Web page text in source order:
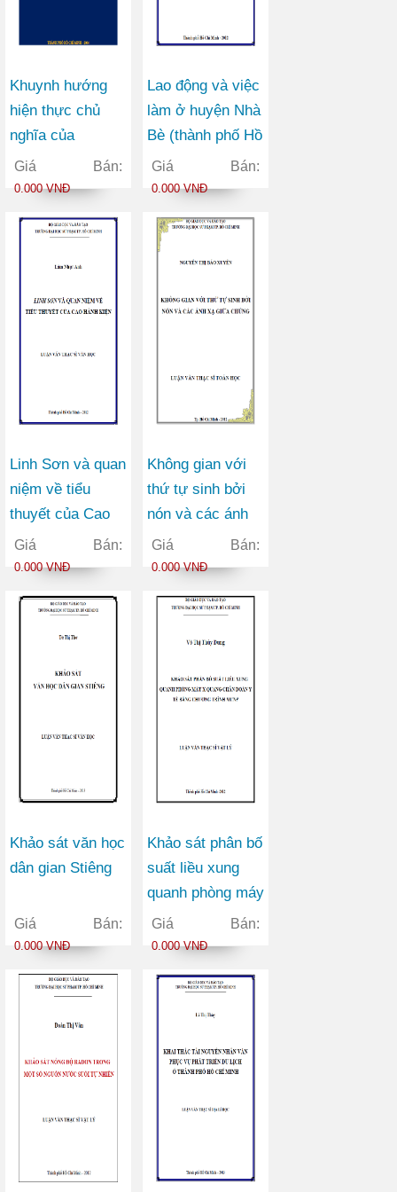
Khuynh hướng
hiện thực chủ
nghĩa của
Margaret Mitchell
trong tác phẩm
Giá Bán:
0.000 VNĐ
Lao động và việc
làm ở huyện Nhà
Bè (thành phố Hồ
Chí Minh) trong
thời kì công
đại hóa
Giá Bán:
0.000 VNĐ
Linh Sơn và quan
niệm về tiểu
thuyết của Cao
Hành Kiện
Giá Bán:
0.000 VNĐ
Không gian với
thứ tự sinh bởi
nón và các ánh
xạ giữa chúng
Giá Bán:
0.000 VNĐ
Khảo sát văn học
dân gian Stiêng
Giá Bán:
0.000 VNĐ
Khảo sát phân bố
suất liều xung
quanh phòng máy
X quang chẩn
đoán y tế bằng
MCNP
Giá Bán:
0.000 VNĐ